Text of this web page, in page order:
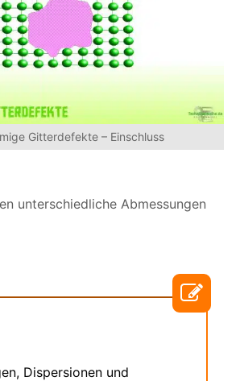
Gitterdefekte – Einschluss
unterschiedliche Abmessungen
Dispersionen und